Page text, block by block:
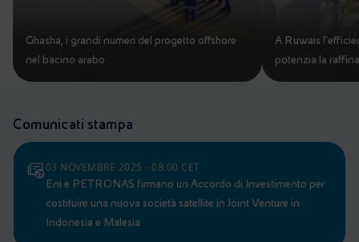
Ghasha, i grandi numeri del progetto offshore
nel bacino arabo
A Ruwais
potenzia la
Comunicati stampa
03 NOVEMBRE 2025 - 08:00 CET
Eni e PETRONAS firmano un Accordo di Investimento per
costituire una nuova società satellite in Joint Venture in
Indonesia e Malesia